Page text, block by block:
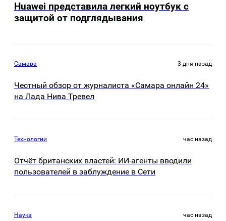
Huawei представила легкий ноутбук с
защитой от подглядывания
Самара 3 дня назад
Честный обзор от журналиста «Самара онлайн 24»
на Лада Нива Тревел
Технологии час назад
Отчёт британских властей: ИИ-агенты вводили
пользователей в заблуждение в Сети
Наука час назад